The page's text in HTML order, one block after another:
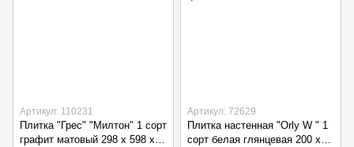
Артикул: 110231
Плитка "Грес" "Милтон" 1 сорт
графит матовый 298 х 598 х 9
Артикул: 72629
Плитка настенная "Orly W " 1
сорт белая глянцевая 200 х